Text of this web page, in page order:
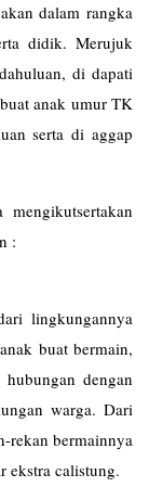
dalam rangka
didik. Merujuk
di dapati
anak umur TK
serta di aggap
:
lingkungannya
buat bermain,
dengan
warga. Dari
rekan bermainnya
ekstra calistung.